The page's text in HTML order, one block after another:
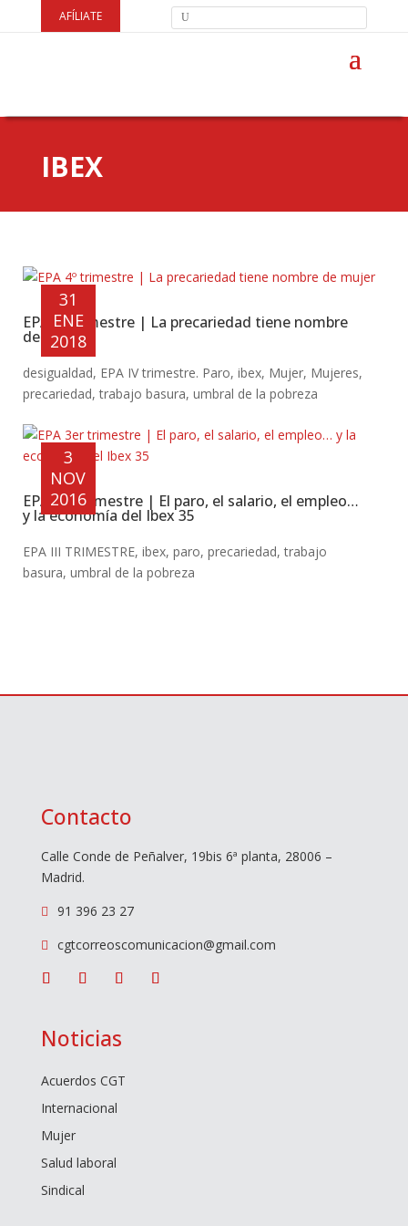
AFÍLIATE
IBEX
EPA 4º trimestre | La precariedad tiene nombre
de mujer
31
ENE
2018
desigualdad, EPA IV trimestre. Paro, ibex, Mujer, Mujeres,
precariedad,trabajo basura, umbral de la pobreza
EPA 3er trimestre | El paro, el salario, el empleo…
y la economía del Ibex 35
3
NOV
2016
EPA III TRIMESTRE, ibex, paro, precariedad,trabajo
basura, umbral de la pobreza
Contacto
Calle Conde de Peñalver, 19bis 6ª planta, 28006 –
Madrid.
 91 396 23 27
 cgtcorreoscomunicacion@gmail.com
Noticias
Acuerdos CGT
Internacional
Mujer
Salud laboral
Sindical